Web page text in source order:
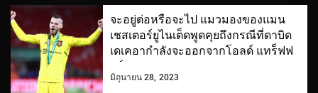
จะอยู่ต่อหรือจะไป แมวมองของแมน
เชสเตอร์ยูไนเต็ดพูดคุยถึงกรณีที่ดาบิด
เดเคอากำลังจะออกจากโอลด์ แทร็ฟฟ
อร์ด
มิถุนายน 28, 2023